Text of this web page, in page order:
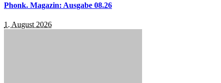
Phonk. Magazin: Ausgabe 08.26
1. August 2026